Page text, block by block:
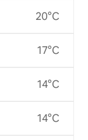
20°C
17°C
14°C
14°C